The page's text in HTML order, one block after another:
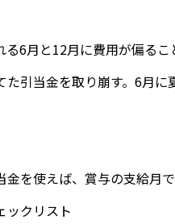
る6月と12月に費用が偏る
引当金を取り崩す。6月
金を使えば、賞与の支給月
ックリスト